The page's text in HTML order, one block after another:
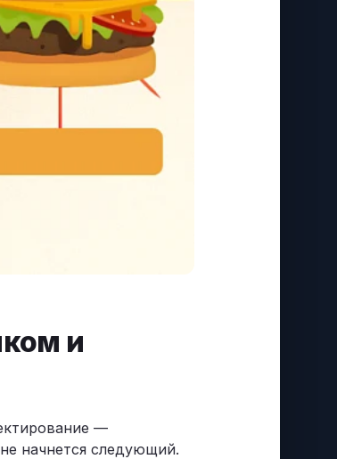
и
—
начнется следующий.